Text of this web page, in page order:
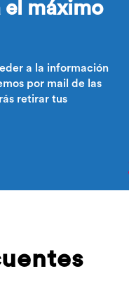
el máximo
a la información
por mail de las
retirar tus